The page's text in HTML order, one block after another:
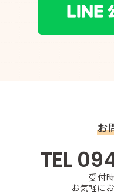
お
TEL
受付
お気軽にお